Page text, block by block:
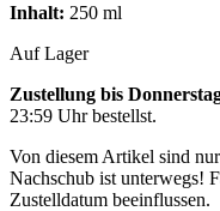
Inhalt: 250 ml
Auf Lager
Zustellung bis
23:59 Uhrbestellst.
Von diesem Artikel sind
Nachschub ist unterwegs!
Zustelldatum beeinflussen.